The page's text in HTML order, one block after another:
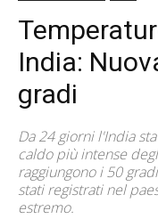
India:
gradi
Da 24 giorni l'India
caldo più intense
raggiungono i 50
stati registrati nel
estremo.